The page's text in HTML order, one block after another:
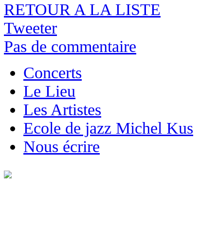
RETOUR A LA LISTE
Tweeter
Pas de commentaire
Concerts
Le Lieu
Les Artistes
Ecole de jazz Michel Kus
Nous écrire